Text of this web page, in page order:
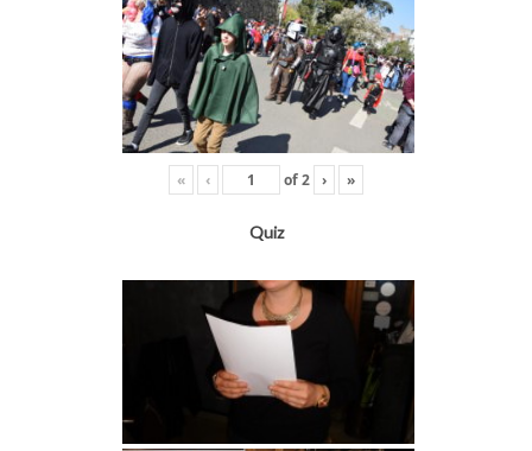
« ‹ of2 › »
Quiz